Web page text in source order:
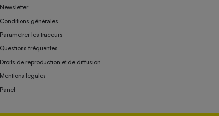
Newsletter
Conditions générales
Paramétrer les traceurs
Questions fréquentes
Droits de reproduction et de diffusion
Mentions légales
Panel